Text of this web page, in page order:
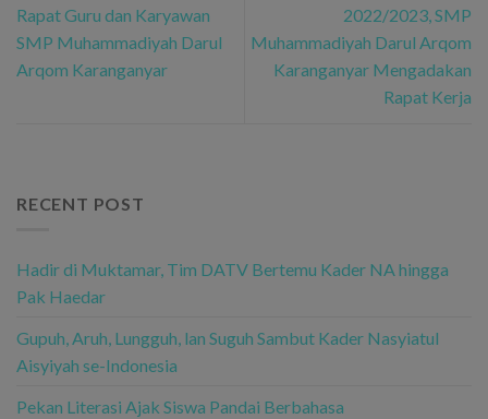
Rapat Guru dan Karyawan
SMP Muhammadiyah Darul
Arqom Karanganyar
2022/2023, SMP
Muhammadiyah Darul Arqom
Karanganyar Mengadakan
Rapat Kerja
RECENT POST
Hadir di Muktamar, Tim DATV Bertemu Kader NA hingga
Pak Haedar
Gupuh, Aruh, Lungguh, lan Suguh Sambut Kader Nasyiatul
Aisyiyah se-Indonesia
Pekan Literasi Ajak Siswa Pandai Berbahasa